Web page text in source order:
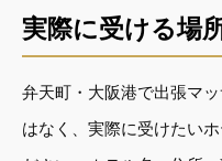
実際に受ける場
弁天町・大阪港で出張マ
はなく、実際に受けたい